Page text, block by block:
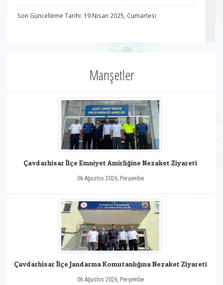
Son Güncelleme Tarihi: 19 Nisan 2025, Cumartesi
Manşetler
Çavdarhisar İlçe Emniyet Amirliğine Nezaket Ziyareti
06 Ağustos 2026, Perşembe
Çavdarhisar İlçe Jandarma Komutanlığına Nezaket Ziyareti
06 Ağustos 2026, Perşembe